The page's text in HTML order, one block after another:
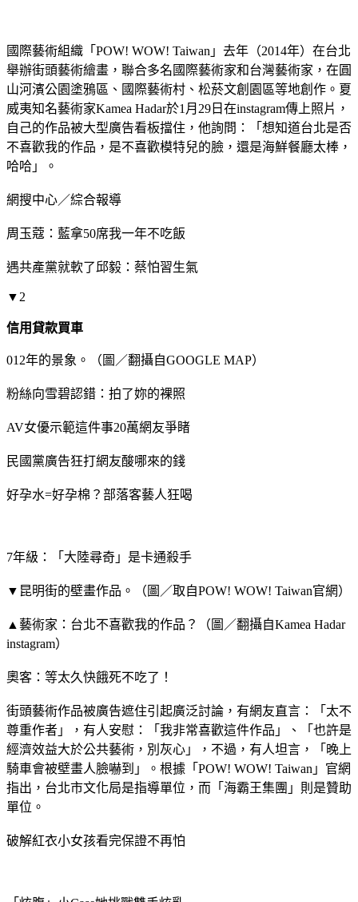
國際藝術組織「POW! WOW! Taiwan」去年（2014年）在台北
舉辦街頭藝術繪畫，聯合多名國際藝術家和台灣藝術家，在圓
山河濱公園塗鴉區、國際藝術村、松菸文創園區等地創作。夏
威夷知名藝術家Kamea Hadar於1月29日在instagram傳上照片，
自己的作品被大型廣告看板擋住，他詢問：「想知道台北是否
不喜歡我的作品，是不喜歡模特兒的臉，還是海鮮餐廳太棒，
哈哈」。
網搜中心／綜合報導
周玉蔻：藍拿50席我一年不吃飯
遇共產黨就軟了邱毅：蔡怕習生氣
▼2
信用貸款買車
012年的景象。（圖／翻攝自GOOGLE MAP）
粉絲向雪碧認錯：拍了妳的裸照
AV女優示範這件事20萬網友爭睹
民國黨廣告狂打網友酸哪來的錢
好孕水=好孕棉？部落客藝人狂喝
7年級：「大陸尋奇」是卡通殺手
▼昆明街的壁畫作品。（圖／取自POW! WOW! Taiwan官網）
▲藝術家：台北不喜歡我的作品？（圖／翻攝自Kamea Hadar
instagram）
奧客：等太久快餓死不吃了！
街頭藝術作品被廣告遮住引起廣泛討論，有網友直言：「太不
尊重作者」，有人安慰：「我非常喜歡這件作品」、「也許是
經濟效益大於公共藝術，別灰心」，不過，有人坦言，「晚上
騎車會被壁畫人臉嚇到」。根據「POW! WOW! Taiwan」官網
指出，台北市文化局是指導單位，而「海霸王集團」則是贊助
單位。
破解紅衣小女孩看完保證不再怕